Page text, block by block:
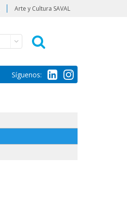
Arte y Cultura SAVAL
Síguenos: